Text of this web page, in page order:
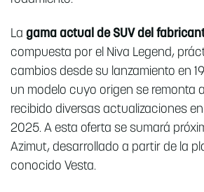
La gama actual de SUV del
compuesta por el Niva Legend,
cambios desde su lanzamiento en
un modelo cuyo origen se remonta
recibido diversas actualizaciones
2025. A esta oferta se sumará
Azimut, desarrollado a partir de la
conocido Vesta.